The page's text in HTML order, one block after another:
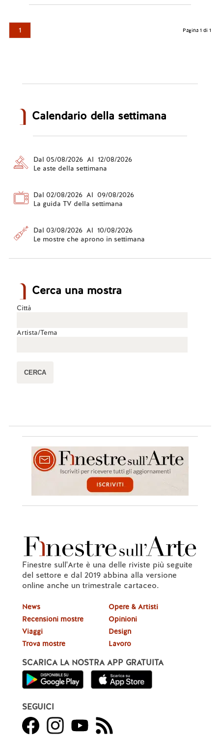
1 Pagina 1 di 1
Calendario della settimana
Dal 05/08/2026 Al 12/08/2026
Le aste della settimana
Dal 02/08/2026 Al 09/08/2026
La guida TV della settimana
Dal 03/08/2026 Al 10/08/2026
Le mostre che aprono in settimana
Cerca una mostra
Città
Artista/Tema
Finestre sull'Arte è una delle riviste più seguite
del settore e dal 2019 abbina alla versione
online anche un trimestrale cartaceo.
News
Recensioni mostre
Viaggi
Trova mostre
Opere & Artisti
Opinioni
Design
Lavoro
SCARICA LA NOSTRA APP GRATUITA
SEGUICI